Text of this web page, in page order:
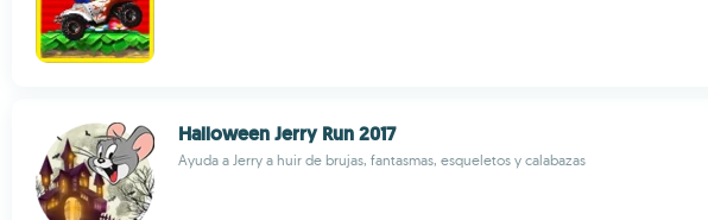
Halloween Jerry Run 2017
Ayuda a Jerry a huir de brujas, fantasmas, esqueletos y calabazas